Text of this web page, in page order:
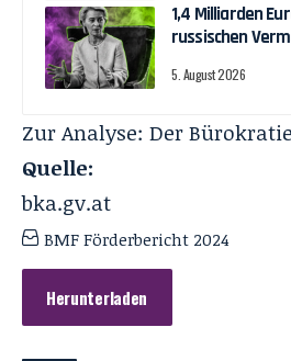
1,4 Milliarden
russischen
5. August 2026
ZurAnalyse: Der
Quelle:
bka.gv.at
BMF Förderbericht 2024
Herunterladen